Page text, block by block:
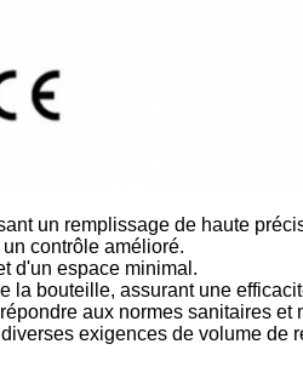
un remplissage de haute
contrôle amélioré.
d'un espace minimal.
la bouteille, assurant une
aux normes sanitaires
exigences de volume de